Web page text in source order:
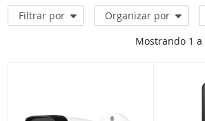
Filtrar por Organizar por
Mostrando 1 a